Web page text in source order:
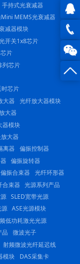
QQ在
线咨
0816
手持式光衰减器
MEMS光衰减器
减器模块
开关1x8芯片
片
列芯片
芯片
大器
光纤放大器模块
大器
器模块
大器
离器
偏振控制器
偏振旋转器
偏振合束器
光纤环形器
合束器
光源系列产品
SLED宽带光源
源 ASE光源模块
低功耗激光光源
品
微波光子
射频微波光纤延迟线
模块 DAS采集卡